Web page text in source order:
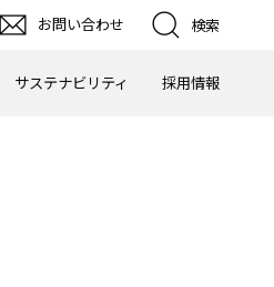
お問い合わせ 検索
サステナビリティ 採用情報